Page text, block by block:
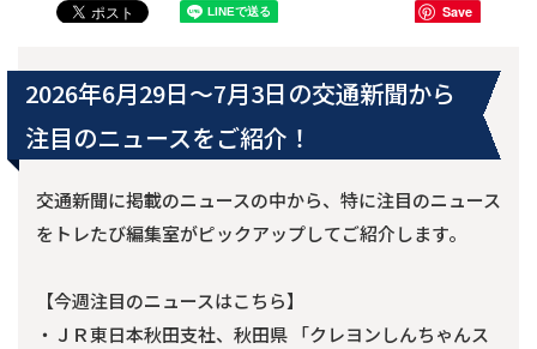
Save
2026年6月29日～7月3日の交通新聞から
注目のニュースをご紹介！
交通新聞に掲載のニュースの中から、特に注目のニュース
をトレたび編集室がピックアップしてご紹介します。
【今週注目のニュースはこちら】
・ＪＲ東日本秋田支社、秋田県 「クレヨンしんちゃんス